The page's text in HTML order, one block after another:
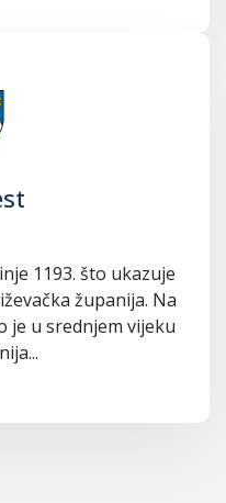
1193. što ukazuje
županija. Na
u srednjem vijeku